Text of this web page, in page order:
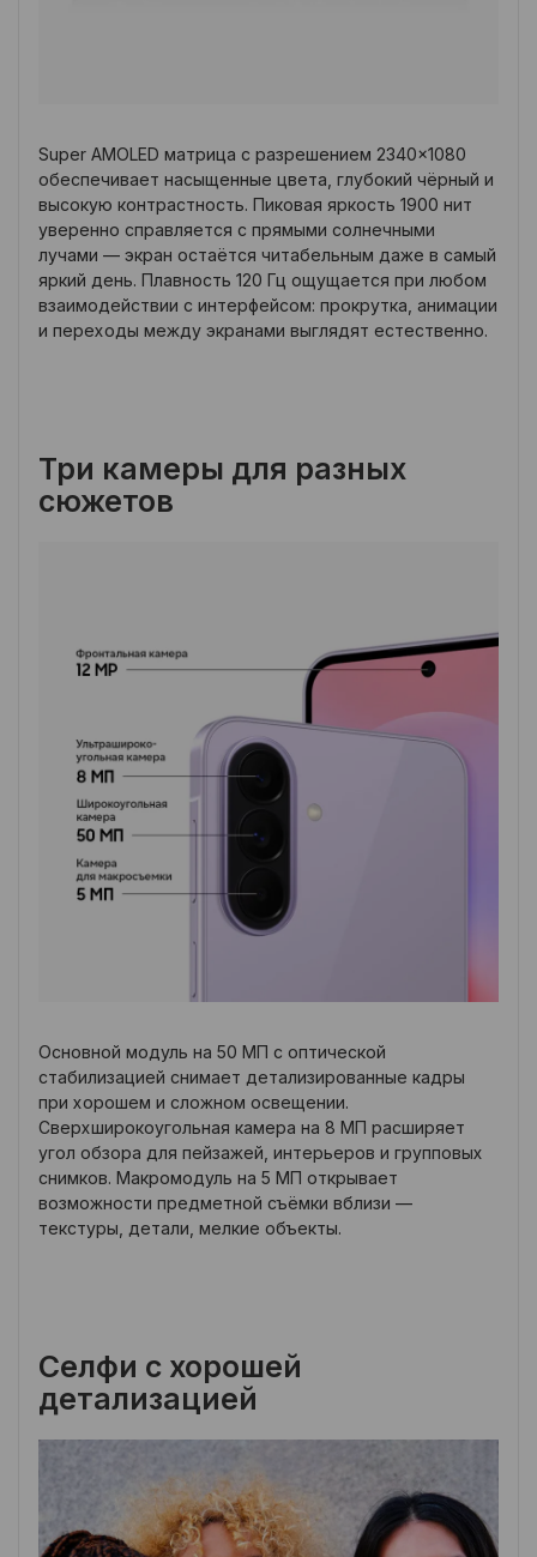
Super AMOLED матрица с разрешением 2340×1080
обеспечивает насыщенные цвета, глубокий чёрный и
высокую контрастность. Пиковая яркость 1900 нит
уверенно справляется с прямыми солнечными
лучами — экран остаётся читабельным даже в самый
яркий день. Плавность 120 Гц ощущается при любом
взаимодействии с интерфейсом: прокрутка, анимации
и переходы между экранами выглядят естественно.
Три камеры для разных
сюжетов
Основной модуль на 50 МП с оптической
стабилизацией снимает детализированные кадры
при хорошем и сложном освещении.
Сверхширокоугольная камера на 8 МП расширяет
угол обзора для пейзажей, интерьеров и групповых
снимков. Макромодуль на 5 МП открывает
возможности предметной съёмки вблизи —
текстуры, детали, мелкие объекты.
Селфи с хорошей
детализацией